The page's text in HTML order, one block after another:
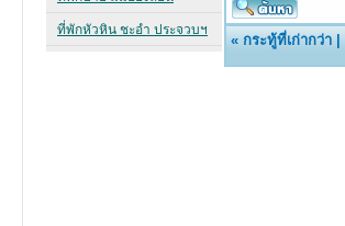
«กระทู้ที่เก่ากว่า |